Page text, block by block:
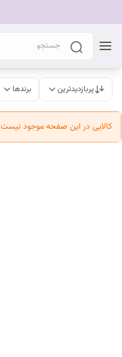
پربازدیدترین برندها
کالایی در این صفحه موجود نیست